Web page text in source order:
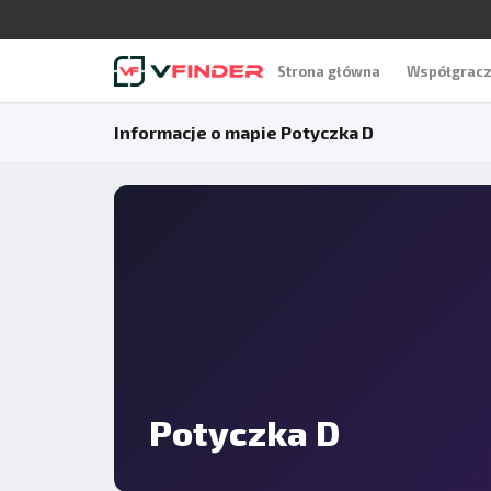
Strona główna
Informacje o mapie Potyczka D
Potyczka D